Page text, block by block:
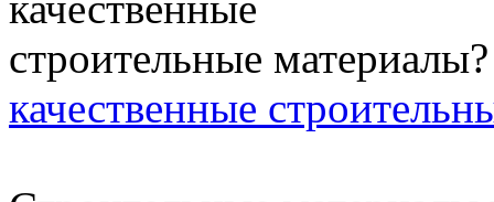
качественные